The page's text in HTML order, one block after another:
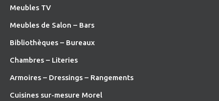
Meubles TV
Meubles de Salon – Bars
Bibliothèques – Bureaux
Chambres – Literies
Armoires – Dressings – Rangements
Cuisines sur-mesure Morel